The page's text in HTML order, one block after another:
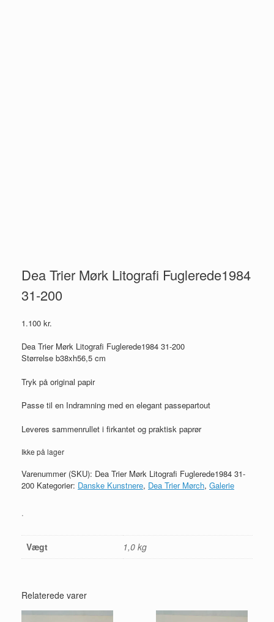
Dea Trier Mørk Litografi Fuglerede1984
31-200
1.100 kr.
Dea Trier Mørk Litografi Fuglerede1984 31-200
Størrelse b38xh56,5 cm
Tryk på original papir
Passe til en Indramning med en elegant passepartout
Leveres sammenrullet i firkantet og praktisk paprør
Ikke på lager
Varenummer (SKU): Dea Trier Mørk Litografi Fuglerede1984 31-
200 Kategorier: Danske Kunstnere, Dea Trier Mørch, Galerie
.
Vægt 1,0 kg
Relaterede varer